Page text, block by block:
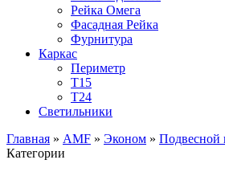
Рейка Омега
Фасадная Рейка
Фурнитура
Каркас
Периметр
Т15
Т24
Светильники
Главная » AMF » Эконом »
Категории